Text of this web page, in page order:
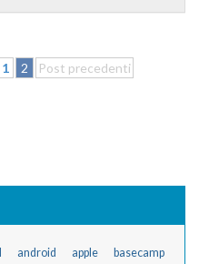
1 2 Post precedenti
android apple basecamp